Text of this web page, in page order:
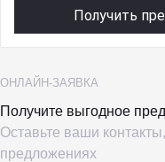
Получить
ОНЛАЙН-ЗАЯВКА
Получите выгодное
Оставьте ваши
предложениях